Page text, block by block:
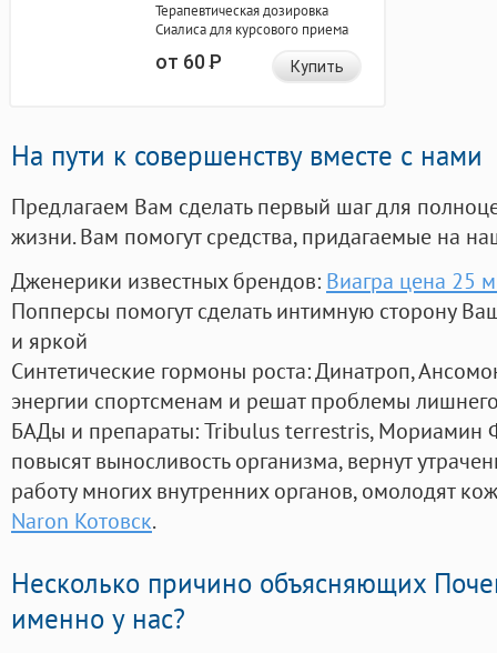
Терапевтическая дозировка
Сиалиса для курсового приема
от 60Р Купить
На пути к совершенству вместе с нами
Предлагаем Вам сделать первый шаг для
жизни. Вам помогут средства, придагаемые на
Дженерики известных брендов: Виагра цена 25
Попперсы помогут сделать интимную сторону
и яркой
Синтетические гормоны роста: Динатроп,
энергии спортсменам и решат проблемы
БАДы и препараты:Tribulus terrestris, Мориамин
повысят выносливость организма, вернут
работу многих внутренних органов, омолодят
Naron Котовск.
Несколько причино объясняющих
именно у нас?